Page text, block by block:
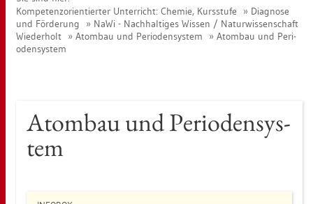
Kom­pe­tenz­ori­en­tier­ter Un­ter­richt: Che­mie, Kurs­stu­fe
Dia­gno­se
und För­de­rung
NaWi - Nach­hal­ti­ges Wis­sen / Na­tur­wis­sen­schaft
Wie­der­holt
Atom­bau und Pe­ri­oden­sys­tem
Atom­bau und Pe­ri­
oden­sys­tem
Atom­bau und Pe­ri­oden­sys­
tem